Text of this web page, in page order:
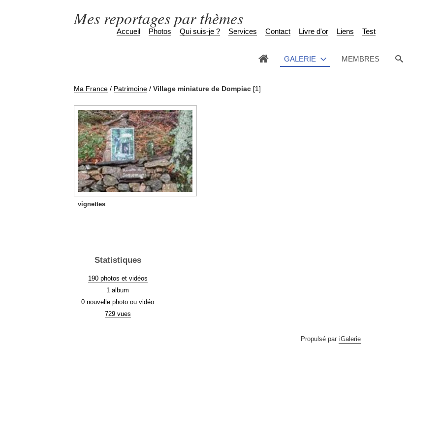
Mes reportages par thèmes
GALERIE MEMBRES
Ma France / Patrimoine / Village miniature de Dompiac [1]
vignettes
Statistiques
190 photos et vidéos
1 album
0 nouvelle photo ou vidéo
729 vues
Accueil Photos Qui suis-je ? Services Contact Livre d'or Liens Test
Propulsé par iGalerie